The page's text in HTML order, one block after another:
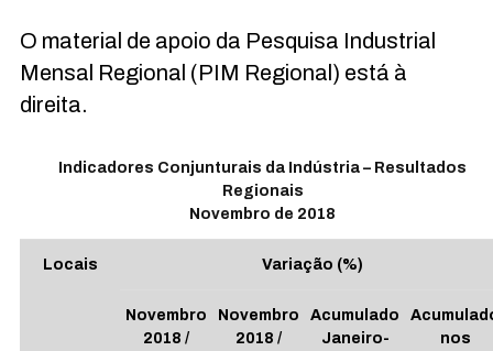
O material de apoio da Pesquisa Industrial
Mensal Regional (PIM Regional) está à
direita.
Indicadores Conjunturais da Indústria – Resultados
Regionais
Novembro de 2018
Locais Variação (%)
Novembro
2018 /
Novembro
2018 /
Acumulado
Janeiro-
nos